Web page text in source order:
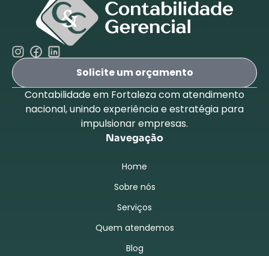
Solicite um orçamento
Contabilidade em Fortaleza com atendimento
nacional, unindo experiência e estratégia para
impulsionar empresas.
Navegação
Home
Sobre nós
Serviços
Quem atendemos
Blog